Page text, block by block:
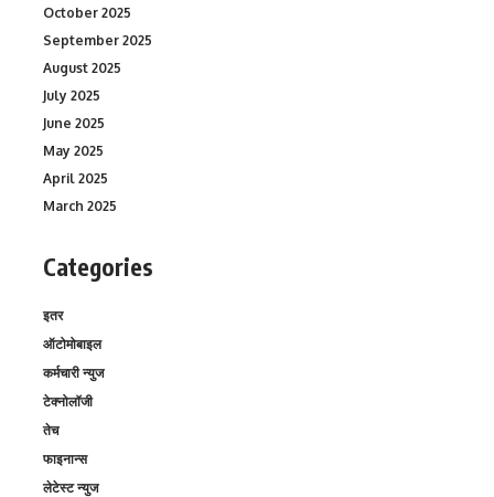
October 2025
September 2025
August 2025
July 2025
June 2025
May 2025
April 2025
March 2025
Categories
इतर
ऑटोमोबाइल
कर्मचारी न्युज
टेक्नोलॉजी
तेच
फाइनान्स
लेटेस्ट न्युज